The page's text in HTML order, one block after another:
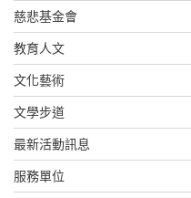
慈悲基金會
教育人文
文化藝術
文學步道
最新活動訊息
服務單位